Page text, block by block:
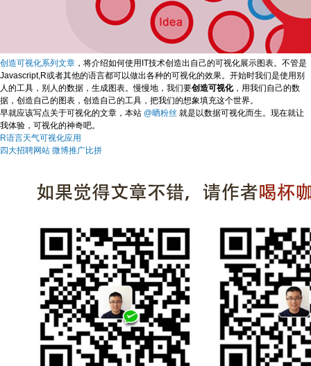
创造可视化系列文章 ，将介绍如何使用IT技术创造出自己的可视化展示图表。不管是
Javascript,R或者其他的语言都可以做出各种的可视化的效果。开始时我们是使用别
人的工具，别人的数据，生成图表。慢慢地，我们要创造可视化，用我们自己的数
据，创造自己的图表，创造自己的工具，把我们的想象填充这个世界。
早就应该写点关于可视化的文章，本站 @晒粉丝 就是以数据可视化而生。现在就让
我体验，可视化的神奇吧。
R语言天气可视化应用
四大招聘网站 微博推广比拼